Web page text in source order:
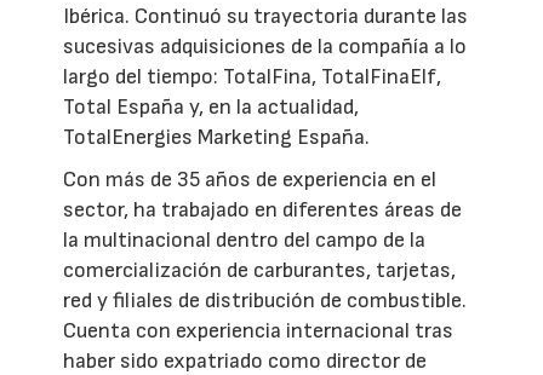
Ibérica. Continuó su trayectoria durante las
sucesivas adquisiciones de la compañía a lo
largo del tiempo: TotalFina, TotalFinaElf,
Total España y, en la actualidad,
TotalEnergies Marketing España.
Con más de 35 años de experiencia en el
sector, ha trabajado en diferentes áreas de
la multinacional dentro del campo de la
comercialización de carburantes, tarjetas,
red y filiales de distribución de combustible.
Cuenta con experiencia internacional tras
haber sido expatriado como director de